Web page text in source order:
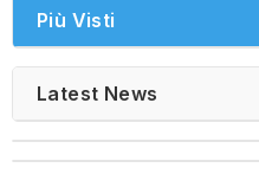
Più Visti
Latest News